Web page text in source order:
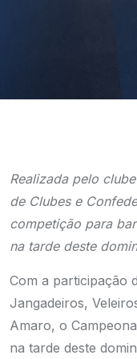
Realizada pelo
de Clubes e
competição para
na tarde deste
Com a participação
Jangadeiros,
Amaro, o
na tarde deste